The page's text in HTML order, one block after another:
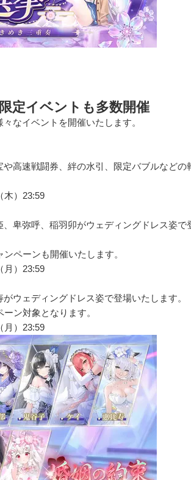
定イベントも多数開催
なイベントを開催いたします。
高速戦闘券、絆の水引、限定バブルなどの
木）23:59
卑弥呼、稲羽卯がウェディングドレス姿で
ペーンも開催いたします。
月）23:59
ウェディングドレス姿で登場いたします。
ン対象となります。
月）23:59